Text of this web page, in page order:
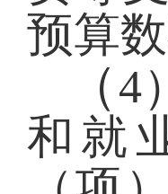
预算
（4
和就